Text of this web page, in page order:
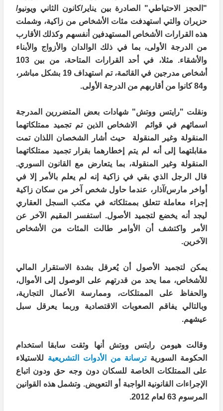
"الحجز الاحتياطي" الصادرة بين يناير/كانون الثاني ويونيو/
حزيران والتي استهدفت مئات الأشخاص من زاكية، وشملت
هذه القرارات الأشخاص المستهدفين أنفسهم وكذلك الأقارب
من الدرجة الأولى، بما في ذلك الوالدان والأزواج والأبناء
والأشقاء. مثلا، في أحد القرارات المتاحة، من بين 103
أشخاص مدرجين في القائمة، تم استهداف 19 بشكل مباشر،
و84 كانوا من أقاربهم من الدرجة الأولى
.
ونقلت "رايتس ووتش" شهادات بعض المتضررين المدرجة
اسمائهم في قوائم
الاشخاص الذين تم تجميد ممتلكاتهما
المنقولة وغير المنقولة حيث أشار الشخصان اللذان تمت
مقابلتهما إلى أنه لم يتم إخطارهما بقرار تجميد ممتلكاتهما
المنقولة وغير المنقولة، بما يتعارض مع القانون السوري.
قال الرجل الذي بقي في زاكية إنه لم يعلم بالأمر إلا في
أواخر مارس/آذار، عندما حاول شخص آخر من سكان زاكية
إجراء معاملة تتعلق بممتلكاته في مكتب السجل العقاري
ليجد أنه يخضع لتجميد الأصول. استفسر المقيم الآخر عن
الأمر واكتشف أن الأوامر طالت المئات من الأشخاص
الآخرين.
يمكن لتجميد الأصول أن يُعرقل بشدة الاستقرار المالي
للأشخاص، مما يحد من قدرتهم على الوصول إلى الأموال،
والحفاظ على الممتلكات، وممارسة الأعمال التجارية،
وبالتالي يفاقم الصعوبات الاقتصادية وربما يعرقل سبل
عيشهم.
وقالت هيومن رايتس ووتش أنها وثقت سابقا
استخدام
الحكومة السورية ترسانة من الأدوات التشريعية للاستيلاء
على الممتلكات الخاصة للسكان دون وجه حق ودون اتباع
الإجراءات القانونية الواجبة أو التعويض. وتشمل هذه القوانين
المرسوم 63 لعام 2012
.